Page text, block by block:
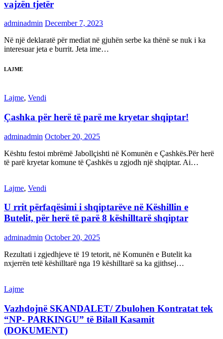
vajzën tjetër
adminadmin December 7, 2023
Në një deklaratë për mediat në gjuhën serbe ka thënë se nuk i ka
interesuar jeta e burrit. Jeta ime…
LAJME
Lajme, Vendi
Çashka për herë të parë me kryetar shqiptar!
adminadmin October 20, 2025
Kështu festoi mbrëmë Jabollçishti në Komunën e Çashkës.Për herë
të parë kryetar komune të Çashkës u zgjodh një shqiptar. Ai…
Lajme, Vendi
U rrit përfaqësimi i shqiptarëve në Këshillin e
Butelit, për herë të parë 8 këshilltarë shqiptar
adminadmin October 20, 2025
Rezultati i zgjedhjeve të 19 tetorit, në Komunën e Butelit ka
nxjerrën tetë këshilltarë nga 19 këshilltarë sa ka gjithsej…
Lajme
Vazhdojnë SKANDALET/ Zbulohen Kontratat tek
“NP- PARKINGU” të Bilall Kasamit
(DOKUMENT)